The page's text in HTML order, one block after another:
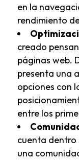
en la
rendimiento
creado
páginas web.
presenta una
opciones con
entre los
cuenta dentro
una